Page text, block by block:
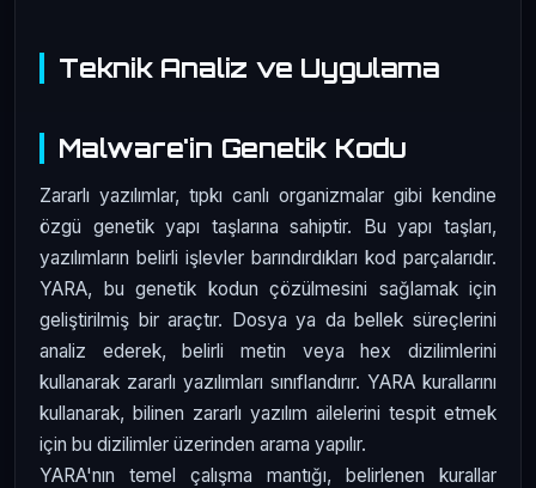
Teknik Analiz ve Uygulama
Malware'in Genetik Kodu
Zararlı yazılımlar, tıpkı canlı organizmalar gibi kendine
özgü genetik yapı taşlarına sahiptir. Bu yapı taşları,
yazılımların belirli işlevler barındırdıkları kod parçalarıdır.
YARA, bu genetik kodun çözülmesini sağlamak için
geliştirilmiş bir araçtır. Dosya ya da bellek süreçlerini
analiz ederek, belirli metin veya hex dizilimlerini
kullanarak zararlı yazılımları sınıflandırır. YARA kurallarını
kullanarak, bilinen zararlı yazılım ailelerini tespit etmek
için bu dizilimler üzerinden arama yapılır.
YARA'nın temel çalışma mantığı, belirlenen kurallar